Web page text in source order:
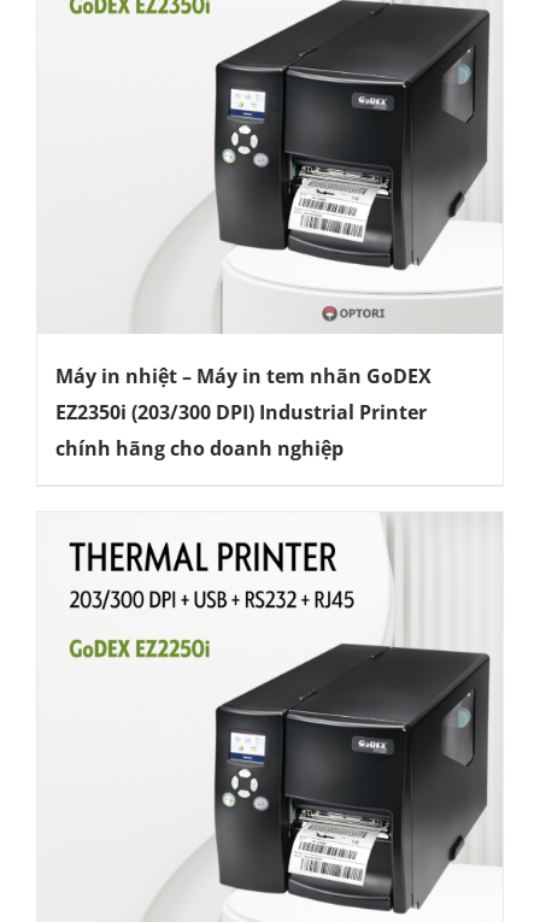
Máy in nhiệt – Máy in tem nhãn GoDEX
EZ2350i (203/300 DPI) Industrial Printer
chính hãng cho doanh nghiệp